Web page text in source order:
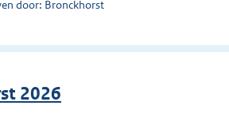
door: Bronckhorst
2026